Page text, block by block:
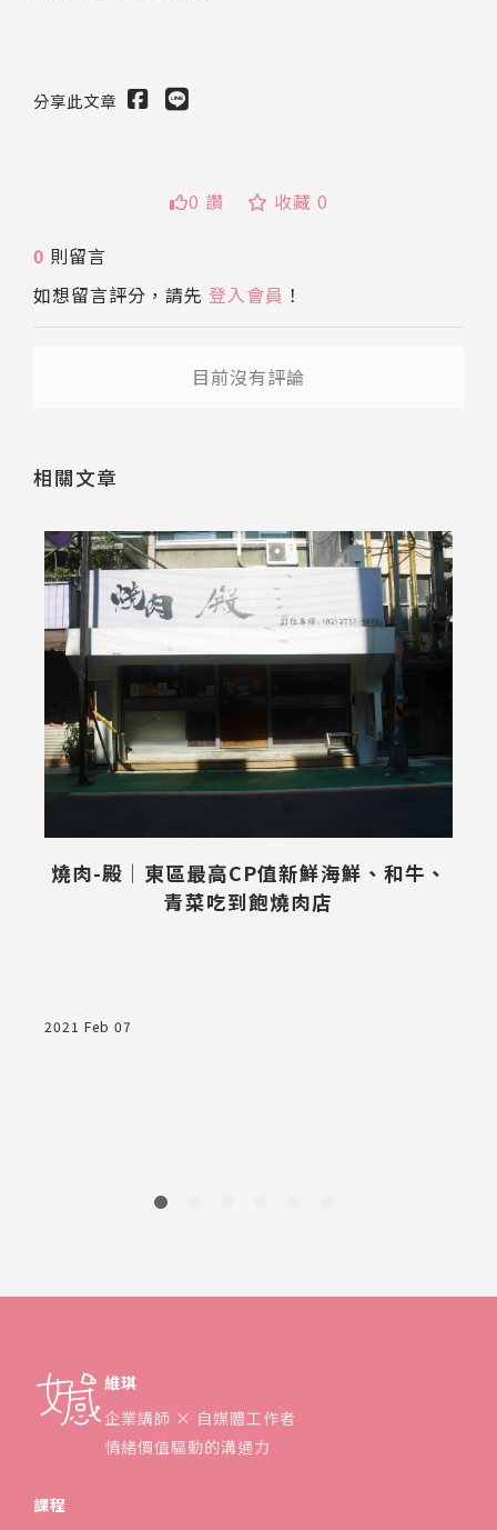
分享此文章
0 讚 收藏 0
0 則留言
如想留言評分，請先 登入會員 ！
目前沒有評論
相關文章
燒肉-殿│東區最高CP值新鮮海鮮、和牛、
青菜吃到飽燒肉店
2021 Feb 07
維琪
企業講師 × 自媒體工作者
情緒價值驅動的溝通力
課程